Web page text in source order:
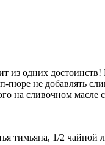
из одних
не добавлять
на сливочном масле
тимьяна, 1/2